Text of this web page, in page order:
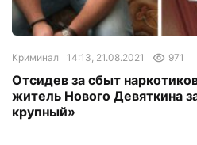
Криминал 14:13, 21.08.2021 971
Отсидев за сбыт
житель Нового Девяткина
крупный»